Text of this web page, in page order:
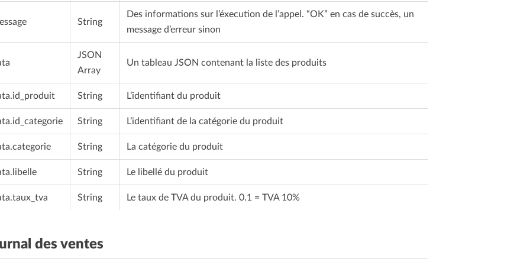
String
Des informations sur l’éxecution de l’appel. “OK” en cas de succès, un
message d’erreur sinon
JSON
Array
Un tableau JSON contenant la liste des produits
String L’identifiant du produit
String L’identifiant de la catégorie du produit
String La catégorie du produit
String Le libellé du produit
String Le taux de TVA du produit. 0.1 = TVA 10%
des ventes